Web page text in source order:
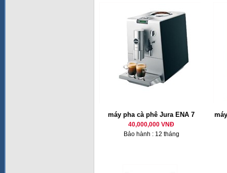
máy pha cà phê Jura ENA 7
40,000,000 VNĐ
Bảo hành : 12 tháng